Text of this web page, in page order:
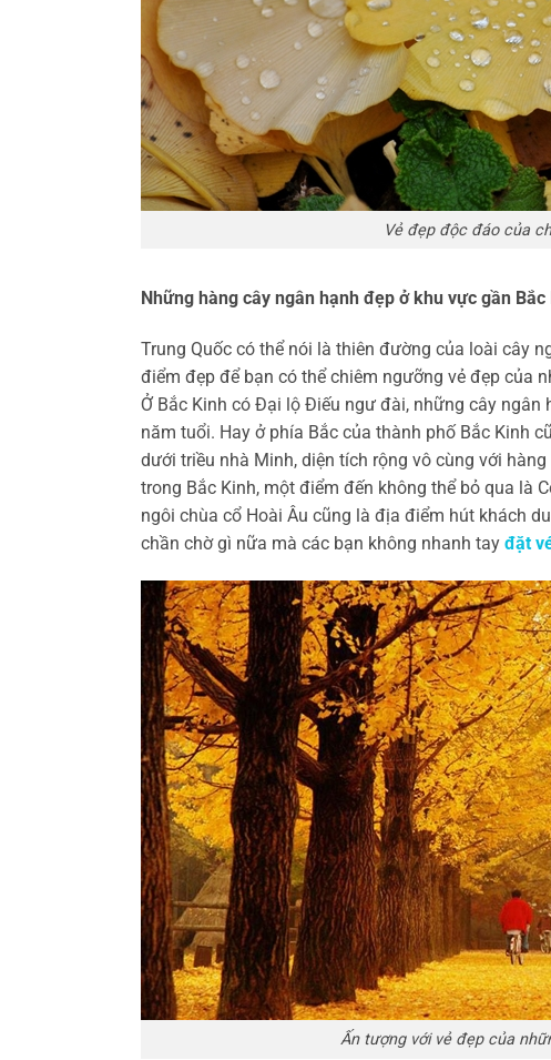
Vẻ đẹp độc đáo của
Những hàng cây ngân hạnh đẹp ở khu vực gần Bắc
Trung Quốc có thể nói là thiên đường của loài cây
điểm đẹp để bạn có thể chiêm ngưỡng vẻ đẹp của
Ở Bắc Kinh có Đại lộ Điếu ngư đài, những cây
năm tuổi. Hay ở phía Bắc của thành phố Bắc Kinh
dưới triều nhà Minh, diện tích rộng vô cùng với
trong Bắc Kinh, một điểm đến không thể bỏ qua là
ngôi chùa cổ Hoài Âu cũng là địa điểm hút khách
chần chờ gì nữa mà các bạn không nhanh tay đặt
Ấn tượng với vẻ đẹp của